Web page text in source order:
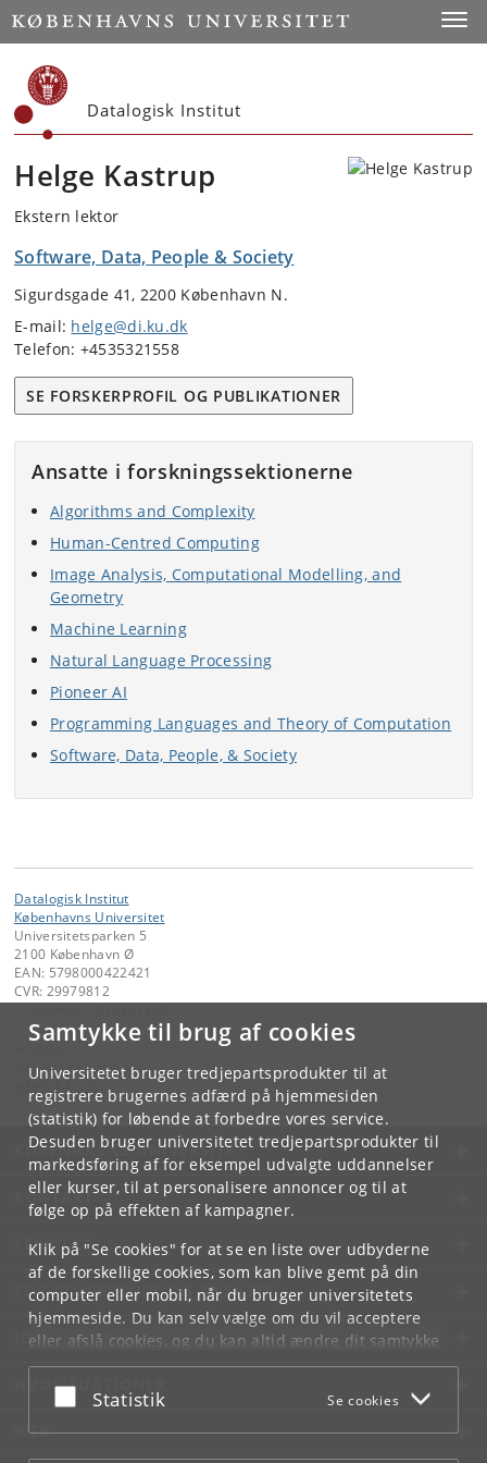
Samtykke til brug af cookies
Universitetet bruger tredjepartsprodukter til at
registrere brugernes adfærd på hjemmesiden
(statistik) for løbende at forbedre vores service.
Desuden bruger universitetet tredjepartsprodukter til
markedsføring af for eksempel udvalgte uddannelser
eller kurser, til at personalisere annoncer og til at
følge op på effekten af kampagner.
Klik på "Se cookies" for at se en liste over udbyderne
af de forskellige cookies, som kan blive gemt på din
computer eller mobil, når du bruger universitetets
hjemmeside. Du kan selv vælge om du vil acceptere
eller afslå cookies, og du kan altid ændre dit samtykke
underCookie- og privatlivspolitiksom du finder i
bunden af hver side.
Acceptér eller afslå
Statistik Se cookies
Start
Datalogisk Institut
Helge Kastrup
Ekstern lektor
Software, Data, People & Society
Sigurdsgade 41, 2200 København N.
E-mail: helge@di.ku.dk
Telefon: +4535321558
SE FORSKERPROFIL OG PUBLIKATIONER
Ansatte i forskningssektionerne
Algorithms and Complexity
Human-Centred Computing
Image Analysis, Computational Modelling, and
Geometry
Machine Learning
Natural Language Processing
Pioneer AI
Programming Languages and Theory of Computation
Software, Data, People, & Society
Datalogisk Institut
Københavns Universitet
Universitetsparken 5
2100 København Ø
EAN: 5798000422421
CVR: 29979812
Datalogisk Institut
KØBENHAVNS UNIVERSITET
KONTAKT
SERVICES
FOR STUDERENDE OG ANSATTE
JOB OG KARRIERE
NØDSITUATIONER
WEB